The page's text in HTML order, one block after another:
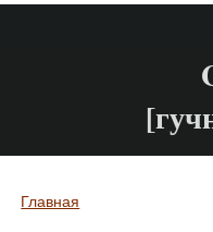
Вы здесь
Главная